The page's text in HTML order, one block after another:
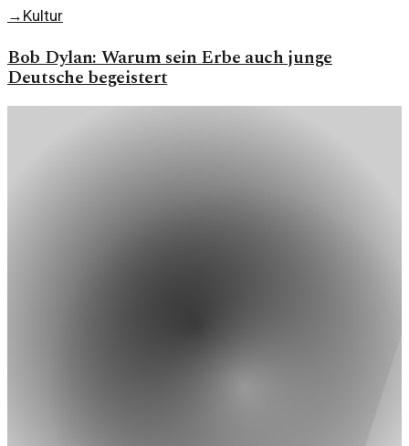
→ Kultur
Bob Dylan: Warum sein Erbe auch junge
Deutsche begeistert